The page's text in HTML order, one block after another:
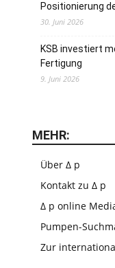
Positionierung
30. Juni 2026
KSB investiert
Fertigung
9. Juni 2026
MEHR:
Über Δ p
Kontakt zu Δ p
Δ p online
Pumpen-
Zur